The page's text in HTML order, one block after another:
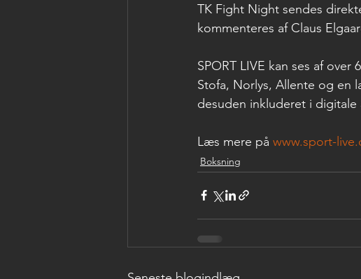
TK Fight Night sendes
kommenteres af Claus
SPORT LIVE kan ses af
Stofa, Norlys, Allente og en
desuden inkluderet i
Læs mere på www.sport-
Boksning